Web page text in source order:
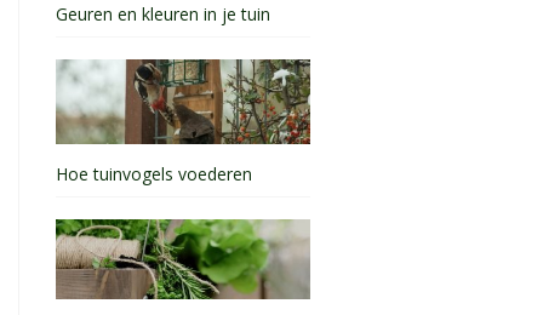
Geuren en kleuren in je tuin
Hoe tuinvogels voederen